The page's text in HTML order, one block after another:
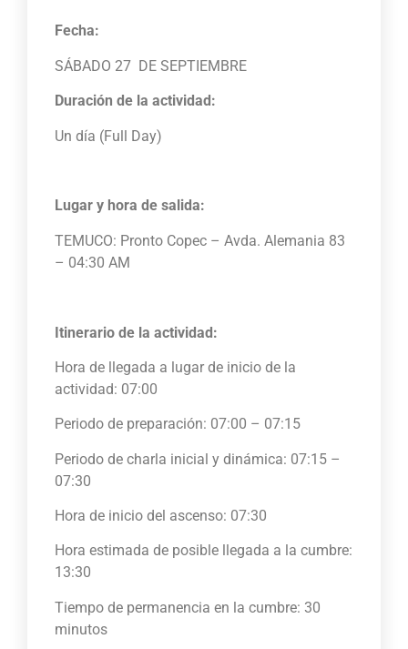
Fecha:
SÁBADO 27 DE SEPTIEMBRE
Duración de la actividad:
Un día (Full Day)
Lugar y hora de salida:
TEMUCO: Pronto Copec – Avda. Alemania 83
– 04:30 AM
Itinerario de la actividad:
Hora de llegada a lugar de inicio de la
actividad: 07:00
Periodo de preparación: 07:00 – 07:15
Periodo de charla inicial y dinámica: 07:15 –
07:30
Hora de inicio del ascenso: 07:30
Hora estimada de posible llegada a la cumbre:
13:30
Tiempo de permanencia en la cumbre: 30
minutos